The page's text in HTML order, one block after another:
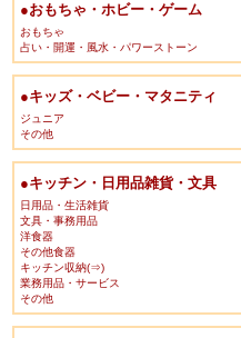
●おもちゃ・ホビー・ゲーム
おもちゃ
占い・開運・風水・パワーストーン
●キッズ・ベビー・マタニティ
ジュニア
その他
●キッチン・日用品雑貨・文具
日用品・生活雑貨
文具・事務用品
洋食器
その他食器
キッチン収納(⇒)
業務用品・サービス
その他